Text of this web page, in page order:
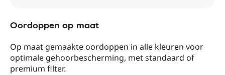
Oordoppen op maat
Op maat gemaakte oordoppen in alle kleuren voor
optimale gehoorbescherming, met standaard of
premium filter.